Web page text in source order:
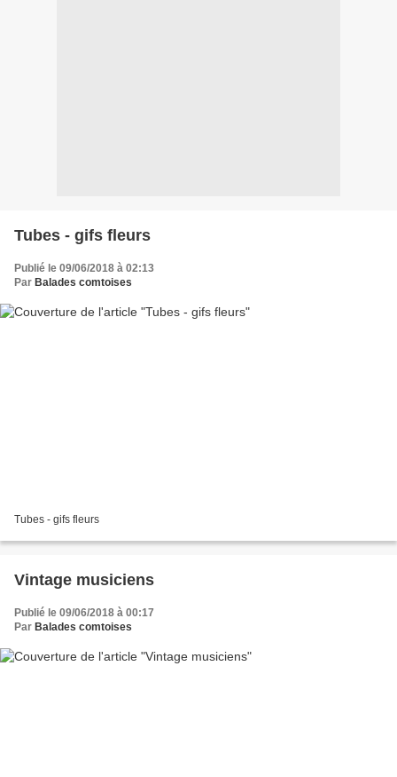
Tubes - gifs fleurs
Publié le 09/06/2018 à 02:13
Par Balades comtoises
Tubes - gifs fleurs
Vintage musiciens
Publié le 09/06/2018 à 00:17
Par Balades comtoises